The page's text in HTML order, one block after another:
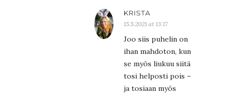
KRISTA
15.5.2021 at 13:17
Joo siis puhelin on
ihan mahdoton, kun
se myös liukuu siitä
tosi helposti pois –
ja tosiaan myös